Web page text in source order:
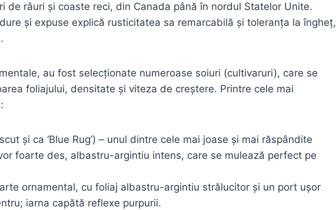
de râuri și coaste reci, din Canada până în nordul Statelor Unite.
și expuse explică rusticitatea sa remarcabilă și toleranța la îngheț,
au fost selecționate numeroase soiuri (cultivaruri), care se
foliajului, densitate și viteza de creștere. Printre cele mai
și ca ‘Blue Rug’) – unul dintre cele mai joase și mai răspândite
foarte des, albastru-argintiu intens, care se mulează perfect pe
ornamental, cu foliaj albastru-argintiu strălucitor și un port ușor
iarna capătă reflexe purpurii.